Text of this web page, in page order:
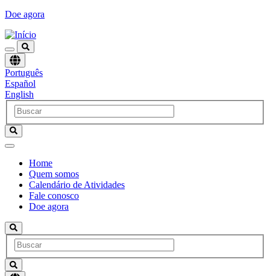
Doe agora
Escolha
um
idioma
Português
Español
English
Navegación
principal
Home
Quem somos
Calendário de Atividades
Fale conosco
Doe agora